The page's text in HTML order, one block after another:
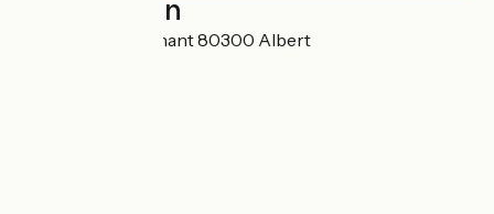
Localisation
Avenue Henri Dunant 80300 Albert